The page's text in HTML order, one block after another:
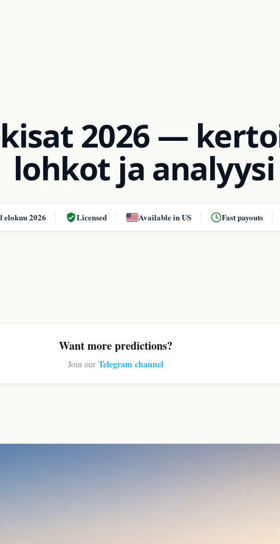
2026 —
lohkot ja analyysi
elokuu 2026 Licensed Available in US Fast payouts
Want more predictions?
Join our Telegram channel